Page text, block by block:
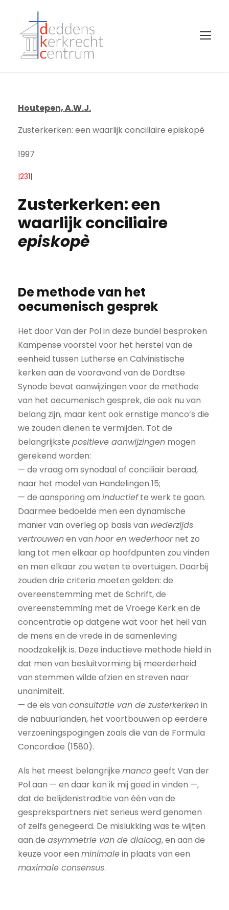
Houtepen, A.W.J.
Zusterkerken: een waarlijk conciliaire episkopè
1997
|231|
Zusterkerken: een
waarlijk conciliaire
episkopè
De methode van het
oecumenisch gesprek
Het door Van der Pol in deze bundel besproken
Kampense voorstel voor het herstel van de
eenheid tussen Lutherse en Calvinistische
kerken aan de vooravond van de Dordtse
Synode bevat aanwijzingen voor de methode
van het oecumenisch gesprek, die ook nu van
belang zijn, maar kent ook ernstige manco’s die
we zouden dienen te vermijden. Tot de
belangrijkste positieve aanwijzingen mogen
gerekend worden:
— de vraag om synodaal of conciliair beraad,
naar het model van Handelingen 15;
— de aansporing om inductief te werk te gaan.
Daarmee bedoelde men een dynamische
manier van overleg op basis van wederzijds
vertrouwenen van hoor en wederhoor net zo
lang tot men elkaar op hoofdpunten zou vinden
en men elkaar zou weten te overtuigen. Daarbij
zouden drie criteria moeten gelden: de
overeenstemming met de Schrift, de
overeenstemming met de Vroege Kerk en de
concentratie op datgene wat voor het heil van
de mens en de vrede in de samenleving
noodzakelijk is. Deze inductieve methode hield in
dat men van besluitvorming bij meerderheid
van stemmen wilde afzien en streven naar
unanimiteit.
— de eis van consultatie van de zusterkerkenin
de nabuurlanden, het voortbouwen op eerdere
verzoeningspogingen zoals die van de Formula
Concordiae (1580).
Als het meest belangrijke mancogeeft Van der
Pol aan — en daar kan ik mij goed in vinden —,
dat de belijdenistraditie van één van de
gesprekspartners niet serieus werd genomen
of zelfs genegeerd. De mislukking was te wijten
aan de asymmetrie van de dialoog, en aan de
keuze voor een minimalein plaats van een
maximale consensus.